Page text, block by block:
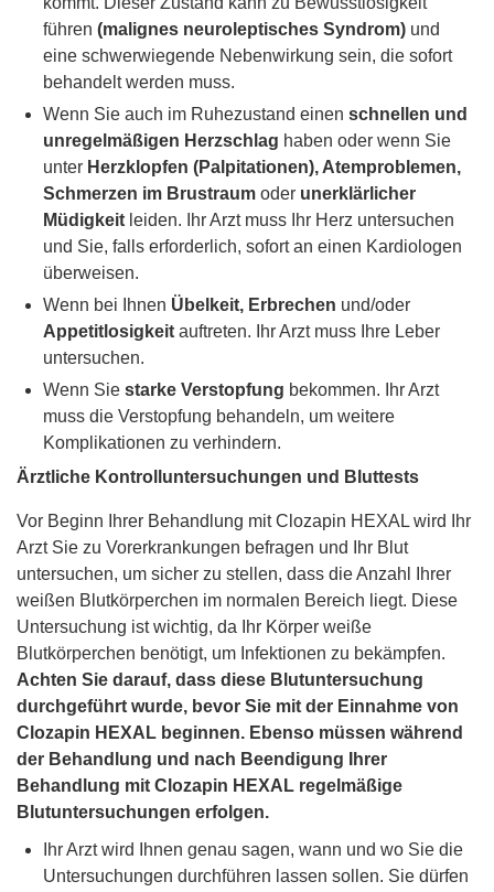
führen (malignes neuroleptisches Syndrom) und
eine schwerwiegende Nebenwirkung sein, die sofort
behandelt werden muss.
Wenn Sie auch im Ruhezustand einen schnellen und
unregelmäßigen Herzschlag haben oder wenn Sie
unter Herzklopfen (Palpitationen), Atemproblemen,
Schmerzen im Brustraum oder unerklärlicher
Müdigkeit leiden. Ihr Arzt muss Ihr Herz untersuchen
und Sie, falls erforderlich, sofort an einen Kardiologen
überweisen.
Wenn bei Ihnen Übelkeit, Erbrechen und/oder
Appetitlosigkeit auftreten. Ihr Arzt muss Ihre Leber
untersuchen.
Wenn Sie starke Verstopfung bekommen. Ihr Arzt
muss die Verstopfung behandeln, um weitere
Komplikationen zu verhindern.
Ärztliche Kontrolluntersuchungen und Bluttests
Vor Beginn Ihrer Behandlung mit Clozapin HEXAL wird Ihr
Arzt Sie zu Vorerkrankungen befragen und Ihr Blut
untersuchen, um sicher zu stellen, dass die Anzahl Ihrer
weißen Blutkörperchen im normalen Bereich liegt. Diese
Untersuchung ist wichtig, da Ihr Körper weiße
Blutkörperchen benötigt, um Infektionen zu bekämpfen.
Achten Sie darauf, dass diese Blutuntersuchung
durchgeführt wurde, bevor Sie mit der Einnahme von
Clozapin HEXAL beginnen. Ebenso müssen während
der Behandlung und nach Beendigung Ihrer
Behandlung mit Clozapin HEXAL regelmäßige
Blutuntersuchungen erfolgen.
Ihr Arzt wird Ihnen genau sagen, wann und wo Sie die
Untersuchungen durchführen lassen sollen. Sie dürfen